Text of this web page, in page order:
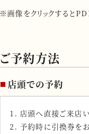
※画像をクリックすると
ご予約方法
店頭での予約
店頭へ直接ご来店い
予約時に引換券をお